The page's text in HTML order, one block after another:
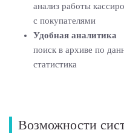
анализ работы
с покупателями
Удобная аналитика
поиск в архиве по
статистика
Возможности